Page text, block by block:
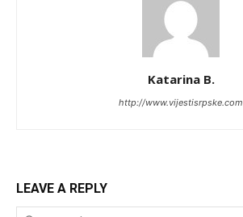
Katarina B.
http://www.vijestisrpske.com
LEAVE A REPLY